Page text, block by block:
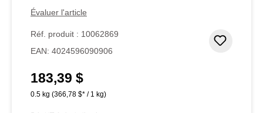
Évaluer l'article
Réf. produit : 10062869
EAN: 4024596090906
Prix régulier :
183,39 $
0.5 kg (366,78 $* / 1 kg)